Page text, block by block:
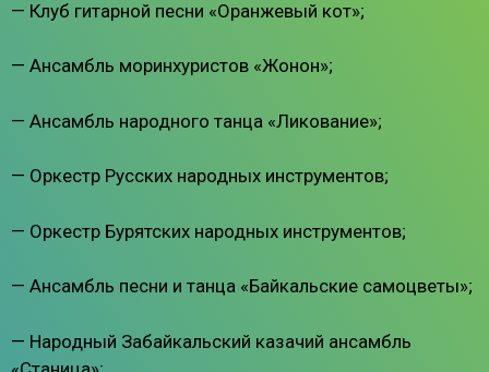
— Клуб гитарной песни «Оранжевый кот»;
— Ансамбль моринхуристов «Жонон»;
— Ансамбль народного танца «Ликование»;
— Оркестр Русских народных инструментов;
— Оркестр Бурятских народных инструментов;
— Ансамбль песни и танца «Байкальские самоцветы»;
— Народный Забайкальский казачий ансамбль